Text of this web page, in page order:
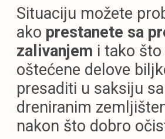
Situaciju možete
ako prestanete sa
zalivanjem i tako
oštećene delove
presaditi u saksiju
dreniranim
nakon što dobro